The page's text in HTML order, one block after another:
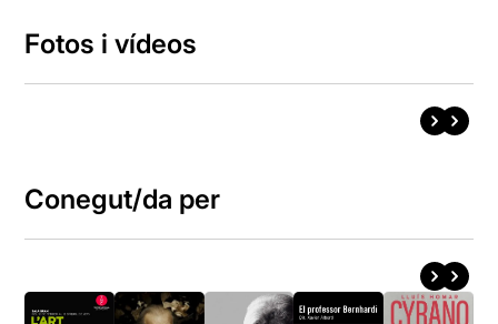
Fotos i vídeos
Conegut/da per